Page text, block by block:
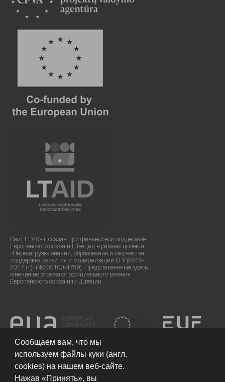
Сайт ЕГУ был создан при финансовой поддержке
Европейского союза и Швеции в рамках проекта
«Перезагрузка знаний, образования и творчества:
поддержка развития и модернизации ЕГУ (2016-
2017 гг.)» (№202100-4789). Представленные здесь
мнения не отражают официального мнения
Европейского союза или Швеции.
Сообщаем вам, что мы
используем файлы куки (англ.
cookies) на нашем веб-сайте.
Нажав «Принять», вы